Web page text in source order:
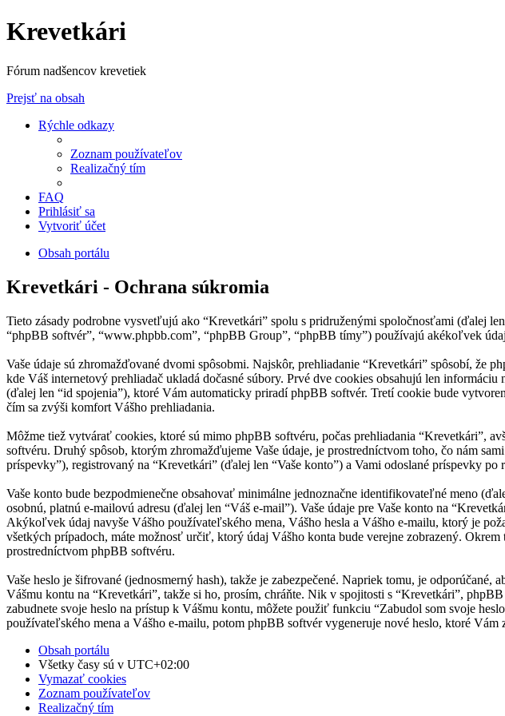
Krevetkári
Fórum nadšencov krevetiek
Prejsť na obsah
Rýchle odkazy
Zoznam používateľov
Realizačný tím
FAQ
Prihlásiť sa
Vytvoriť účet
Obsah portálu
Krevetkári - Ochrana súkromia
Tieto zásady podrobne vysvetľujú ako “Krevetkári” spolu s pridruženými spoločnosťami (ďalej
“phpBB softvér”, “www.phpbb.com”, “phpBB Group”, “phpBB tímy”) používajú akékoľvek
Vaše údaje sú zhromažďované dvomi spôsobmi. Najskôr, prehliadanie “Krevetkári” spôsobí, že
kde Váš internetový prehliadač ukladá dočasné súbory. Prvé dve cookies obsahujú len
(ďalej len “id spojenia”), ktoré Vám automaticky priradí phpBB softvér. Tretí cookie bude
čím sa zvýši komfort Vášho prehliadania.
Môžme tiež vytvárať cookies, ktoré sú mimo phpBB softvéru, počas prehliadania “Krevetkári”,
softvéru. Druhý spôsob, ktorým zhromažďujeme Vaše údaje, je prostredníctvom toho, čo nám
príspevky”), registrovaný na “Krevetkári” (ďalej len “Vaše konto”) a Vami odoslané príspevky po
Vaše konto bude bezpodmienečne obsahovať minimálne jednoznačne identifikovateľné meno
osobnú, platnú e-mailovú adresu (ďalej len “Váš e-mail”). Vaše údaje pre Vaše konto na
Akýkoľvek údaj navyše Vášho používateľského mena, Vášho hesla a Vášho e-mailu, ktorý je
všetkých prípadoch, máte možnosť určiť, ktorý údaj Vášho konta bude verejne zobrazený.
prostredníctvom phpBB softvéru.
Vaše heslo je šifrované (jednosmerný hash), takže je zabezpečené. Napriek tomu, je
Vášmu kontu na “Krevetkári”, takže si ho, prosím, chráňte. Nik v spojitosti s “Krevetkári”,
zabudnete svoje heslo na prístup k Vášmu kontu, môžete použiť funkciu “Zabudol som svoje
používateľského mena a Vášho e-mailu, potom phpBB softvér vygeneruje nové heslo, ktoré
Obsah portálu
Všetky časy sú v UTC+02:00
Vymazať cookies
Zoznam používateľov
Realizačný tím